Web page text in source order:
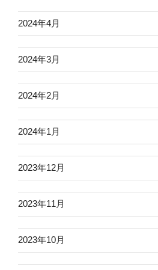
2024年4月
2024年3月
2024年2月
2024年1月
2023年12月
2023年11月
2023年10月